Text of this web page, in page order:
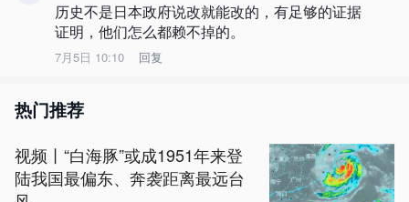
历史不是日本政府说改就能改的，有足够的证据
证明，他们怎么都赖不掉的。
7月5日 10:10 回复
热门推荐
视频丨“白海豚”或成1951年来登
陆我国最偏东、奔袭距离最远台